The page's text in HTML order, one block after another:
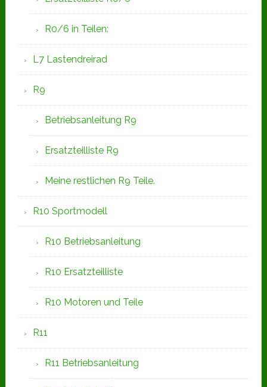
R0/6 in Teilen:
L7 Lastendreirad
R9
Betriebsanleitung R9
Ersatzteilliste R9
Meine restlichen R9 Teile.
R10 Sportmodell
R10 Betriebsanleitung
R10 Ersatzteilliste
R10 Motoren und Teile
R11
R11 Betriebsanleitung